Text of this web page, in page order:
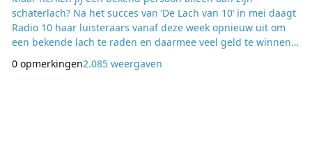
schaterlach? Na het succes van ‘De Lach van 10’ in mei daagt
Radio 10 haar luisteraars vanaf deze week opnieuw uit om
een bekende lach te raden en daarmee veel geld te winnen.
Van maandag 25 augustus tot en met zondag 14 september
hoor je elk uur ‘De Lach van 10’ op Radio 10. Je hoort een
0 opmerkingen2.085 weergaven